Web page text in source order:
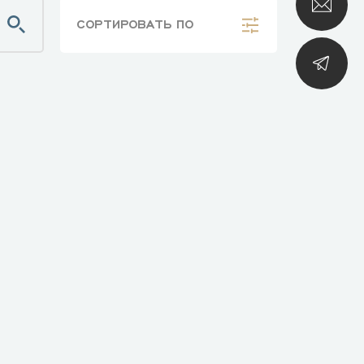
СОРТИРОВАТЬ ПО